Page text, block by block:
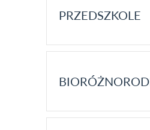
PRZEDSZKOLE